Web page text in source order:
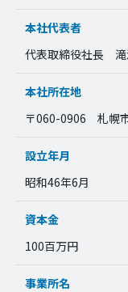
本社代表者
代表取締役社長
本社所在地
〒060-0906 札幌
設立年月
昭和46年6月
資本金
100百万円
事業所名